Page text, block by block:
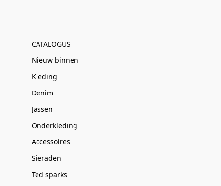
CATALOGUS
Nieuw binnen
Kleding
Denim
Jassen
Onderkleding
Accessoires
Sieraden
Ted sparks